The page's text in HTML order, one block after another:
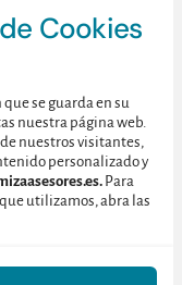
Cookies
se guarda en su
nuestra página web.
nuestros visitantes,
personalizado y
Para
utilizamos, abra las